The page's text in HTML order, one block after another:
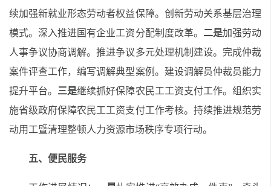
续加强新就业形态劳动者权益保障。创新劳动关系基层治理
模式。深入推进国有企业工资分配制度改革。 二是加强劳动
人事争议协商调解。推进争议多元处理机制建设。完成仲裁
案件评查工作，编写调解典型案例。建设调解员仲裁员能力
提升平台。 三是继续抓好保障农民工工资支付工作。组织实
施省级政府保障农民工工资支付工作考核。持续推进规范劳
动用工暨清理整顿人力资源市场秩序专项行动。
五、便民服务